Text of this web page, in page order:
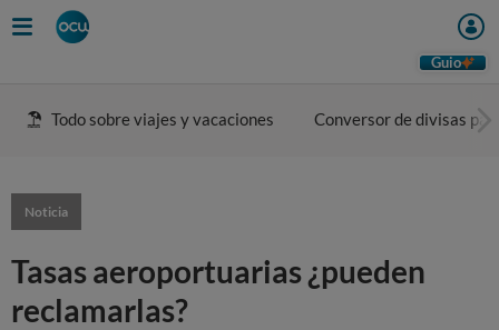
Guio
Todo sobre viajes y vacaciones Conversor de divisas
Noticia
Tasas aeroportuarias ¿pueden
reclamarlas?